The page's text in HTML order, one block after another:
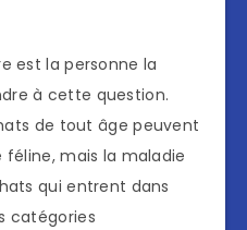
est la personne la
à cette question.
de tout âge peuvent
mais la maladie
qui entrent dans
catégories